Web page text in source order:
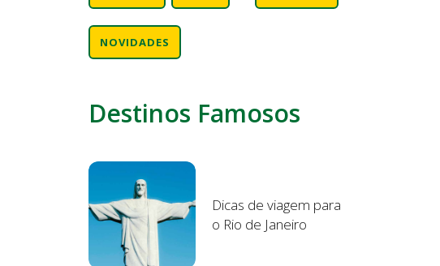
NOVIDADES
Destinos Famosos
Dicas de viagem para
o Rio de Janeiro